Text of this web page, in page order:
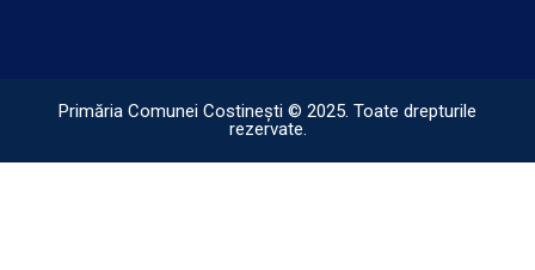
Primăria Comunei Costinești © 2025. Toate drepturile
rezervate.